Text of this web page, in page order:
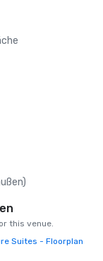
this venue.
Suites - Floorplan